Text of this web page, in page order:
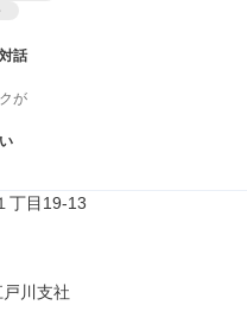
話
が
丁目19-13
川支社